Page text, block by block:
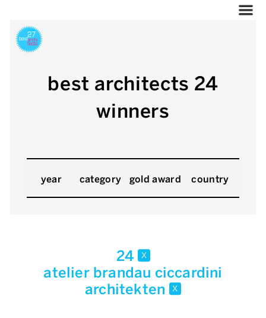
best architects 24
winners
year category gold award country
24 x
atelier brandau ciccardini
architekten x